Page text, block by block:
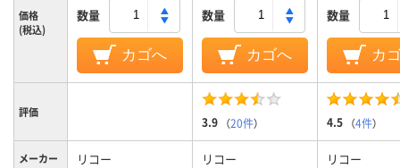
価格
(税込)
数量
カゴへ
数量
カゴへ
数量
カ
評価
3.9 （20件） 4.5 （4件）
メーカー リコー リコー リコー